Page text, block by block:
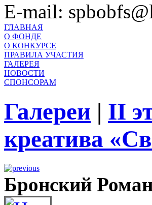
E-mail:
ГЛАВНАЯ
О ФОНДЕ
О КОНКУРСЕ
ПРАВИЛА УЧАСТИЯ
ГАЛЕРЕЯ
НОВОСТИ
СПОНСОРАМ
Галереи | II
креатива
Бронский